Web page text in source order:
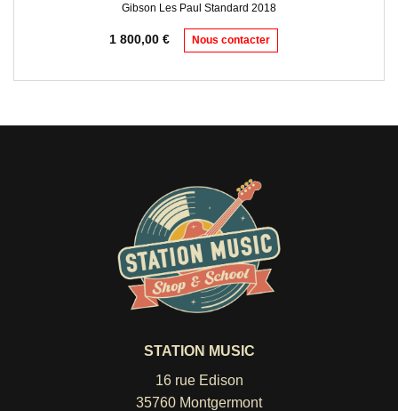
Gibson Les Paul Standard 2018
1 800,00 € Nous contacter
STATION MUSIC
16 rue Edison
35760 Montgermont